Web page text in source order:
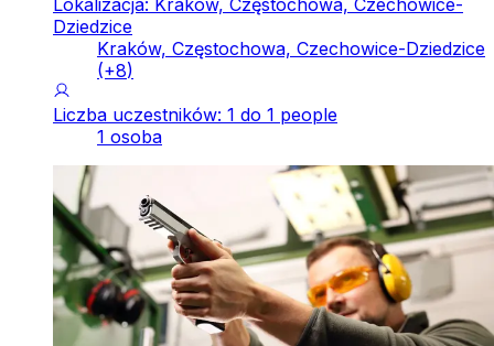
Lokalizacja: Kraków, Częstochowa, Czechowice-
Dziedzice
Kraków, Częstochowa, Czechowice-Dziedzice
(+8)
Liczba uczestników: 1 do 1 people
1 osoba